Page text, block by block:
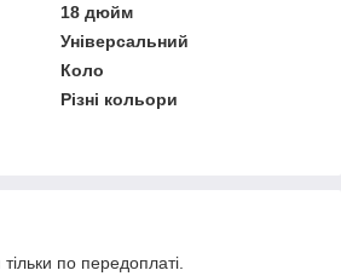
18 дюйм
Універсальний
Коло
Різні кольори
по передоплаті.